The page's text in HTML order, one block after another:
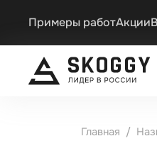
Примеры работАкции
Главная